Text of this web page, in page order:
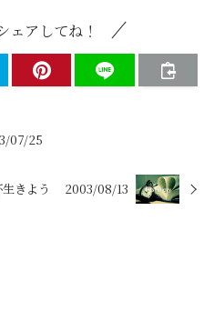
ェアしてね！
07/25
生きよう 2003/08/13